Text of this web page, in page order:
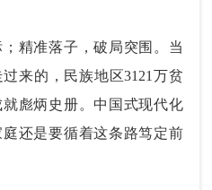
准落子，破局突围。当
来的，民族地区3121万贫
彪炳史册。中国式现代化
还是要循着这条路笃定前